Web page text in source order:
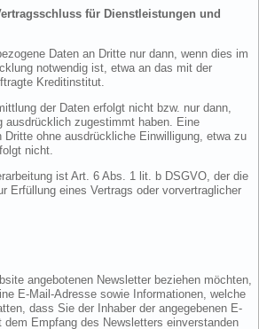
für Dienstleistungen und
Daten an Dritte nur dann, wenn dies im
notwendig ist, etwa an das mit der
Kreditinstitut.
der Daten erfolgt nicht bzw. nur dann,
ausdrücklich zugestimmt haben. Eine
Dritte ohne ausdrückliche Einwilligung, etwa zu
nicht.
ist Art. 6 Abs. 1 lit. b DSGVO, der die
Erfüllung eines Vertrags oder vorvertraglicher
angebotenen Newsletter beziehen möchten,
E-Mail-Adresse sowie Informationen, welche
dass Sie der Inhaber der angegebenen E-
dem Empfang des Newsletters einverstanden